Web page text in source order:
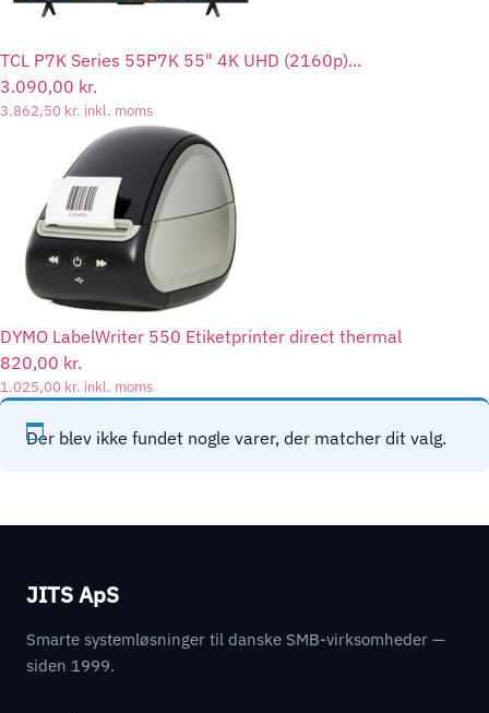
TCL P7K Series 55P7K 55" 4K UHD (2160p)...
3.090,00 kr.
3.862,50 kr. inkl. moms
DYMO LabelWriter 550 Etiketprinter direct thermal
820,00 kr.
1.025,00 kr. inkl. moms
Der blev ikke fundet nogle varer, der matcher dit valg.
JITS ApS
Smarte systemløsninger til danske SMB-virksomheder —
siden 1999.